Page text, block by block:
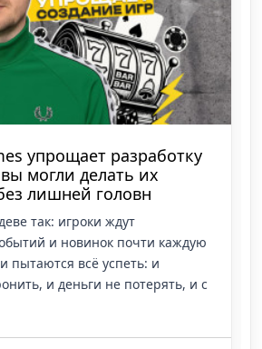
упрощает разработку
могли делать их
лишней головн
так: игроки ждут
и новинок почти каждую
пытаются всё успеть: и
и деньги не потерять, и с